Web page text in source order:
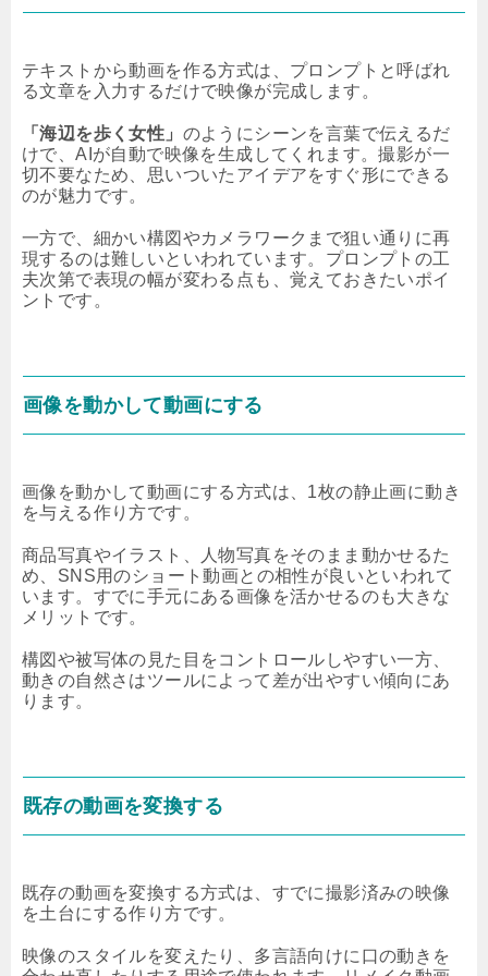
テキストから動画を作る方式は、プロンプトと呼ばれ
る文章を入力するだけで映像が完成します。
「海辺を歩く女性」 のようにシーンを言葉で伝えるだ
けで、AIが自動で映像を生成してくれます。撮影が一
切不要なため、思いついたアイデアをすぐ形にできる
のが魅力です。
一方で、細かい構図やカメラワークまで狙い通りに再
現するのは難しいといわれています。プロンプトの工
夫次第で表現の幅が変わる点も、覚えておきたいポイ
ントです。
画像を動かして動画にする
画像を動かして動画にする方式は、1枚の静止画に動き
を与える作り方です。
商品写真やイラスト、人物写真をそのまま動かせるた
め、SNS用のショート動画との相性が良いといわれて
います。すでに手元にある画像を活かせるのも大きな
メリットです。
構図や被写体の見た目をコントロールしやすい一方、
動きの自然さはツールによって差が出やすい傾向にあ
ります。
既存の動画を変換する
既存の動画を変換する方式は、すでに撮影済みの映像
を土台にする作り方です。
映像のスタイルを変えたり、多言語向けに口の動きを